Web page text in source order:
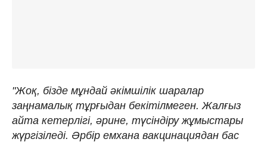
"Жоқ, бізде мұндай әкімшілік шаралар
заңнамалық тұрғыдан бекітілмеген. Жалғыз
айта кетерлігі, әрине, түсіндіру жұмыстары
жүргізіледі. Әрбір емхана вакцинациядан бас